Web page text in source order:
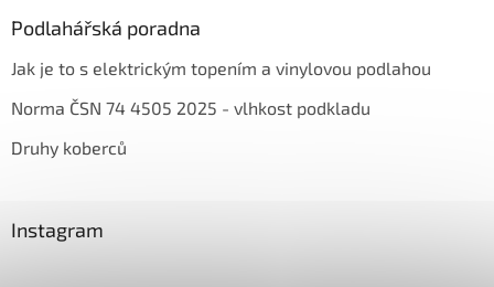
Podlahářská poradna
Jak je to s elektrickým topením a vinylovou podlahou
Norma ČSN 74 4505 2025 - vlhkost podkladu
Druhy koberců
Instagram